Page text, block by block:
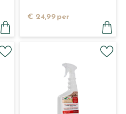
€ 24,99 per